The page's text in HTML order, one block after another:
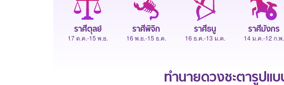
ราศีตุลย์
17 ต.ค.-15 พ.ย.
ราศีพิจิก
16 พ.ย.-15 ธ.ค.
ราศีธนู
16 ธ.ค.-13 ม.ค.
ราศีมังกร
14 ม.ค.-12 ก.พ.
ทำนายดวงชะตารูปแ